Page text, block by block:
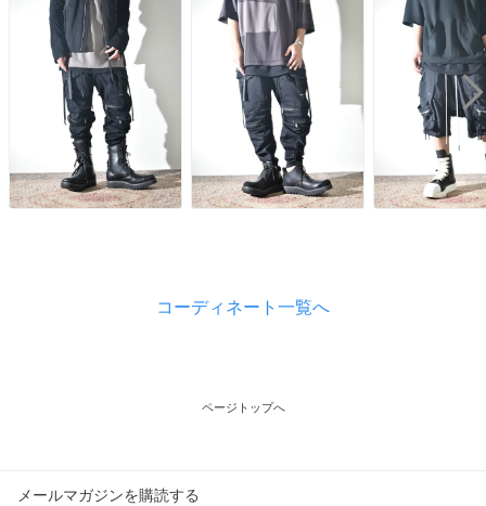
コーディネート一覧へ
ページトップへ
メールマガジンを購読する